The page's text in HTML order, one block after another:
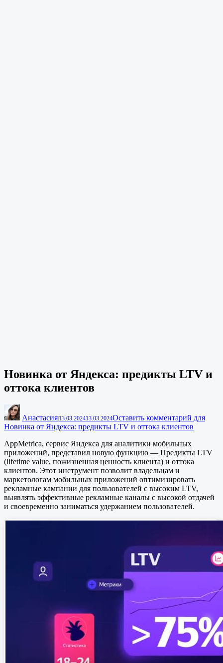
Новинка от Яндекса: предикты LTV и
оттока клиентов
Анастасия 13.03.202413.03.2024Оставить комментарий для
Новинка от Яндекса: предикты LTV и оттока клиентов
AppMetrica, сервис Яндекса для аналитики мобильных
приложений, представил новую функцию — Предикты LTV
(lifetime value, пожизненная ценность клиента) и оттока
клиентов. Этот инструмент позволит владельцам и
маркетологам мобильных приложений оптимизировать
рекламные кампании для пользователей с высоким LTV,
выявлять эффективные рекламные каналы с высокой отдачей
и своевременно заниматься удержанием пользователей.